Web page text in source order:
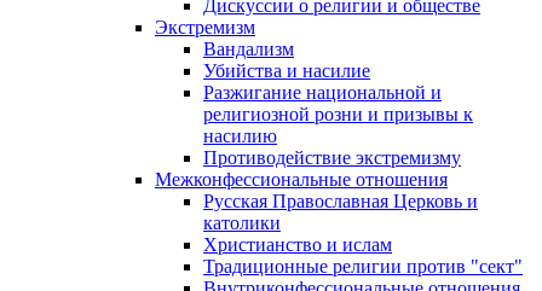
Дискуссии о религии и обществе
Экстремизм
Вандализм
Убийства и насилие
Разжигание национальной и
религиозной розни и призывы к
насилию
Противодействие экстремизму
Межконфессиональные отношения
Русская Православная Церковь и
католики
Христианство и ислам
Традиционные религии против "сект"